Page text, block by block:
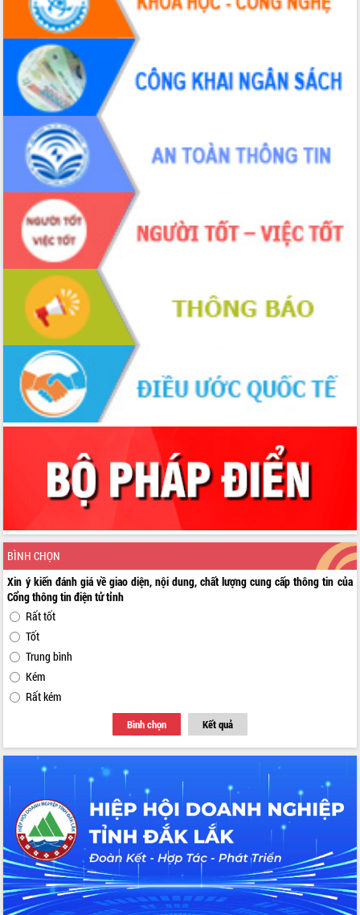
BÌNH CHỌN
Xin ý kiến đánh giá về giao diện, nội dung, chất lượng cung cấp thông tin của
Cổng thông tin điện tử tỉnh
Rất tốt
Tốt
Trung bình
Kém
Rất kém
Bình chọn Kết quả